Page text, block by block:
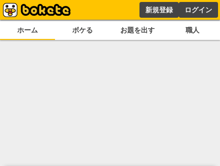
新規登録 ログイン
ホーム ボケる お題を出す 職人